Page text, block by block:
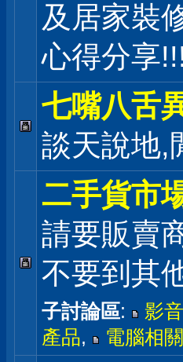
及居家裝
心得分享!!!
七嘴八舌
談天說地,
二手貨市
請要販賣
不要到其
子討論區: 影
產品, 電腦相